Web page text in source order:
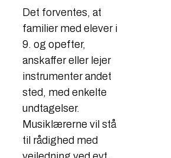
Det forventes, at
familier med elever i
9. og opefter,
anskaffer eller lejer
instrumenter andet
sted, med enkelte
undtagelser.
Musiklærerne vil stå
til rådighed med